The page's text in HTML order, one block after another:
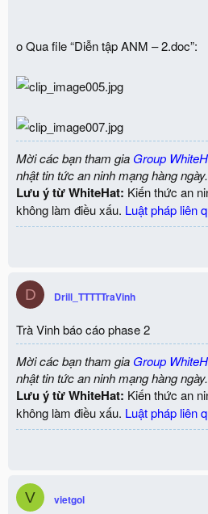
o Qua file “Diễn tập ANM – 2.doc”:
Mời các bạn tham gia Group
nhật tin tức an ninh mạng hàng ngày.
Lưu ý từ WhiteHat: Kiến thức an
không làm điều xấu. Luật pháp liên
D Drill_TTTTTraVinh
Trà Vinh báo cáo phase 2
Mời các bạn tham gia Group
nhật tin tức an ninh mạng hàng ngày.
Lưu ý từ WhiteHat: Kiến thức an
không làm điều xấu. Luật pháp liên
V vietgol